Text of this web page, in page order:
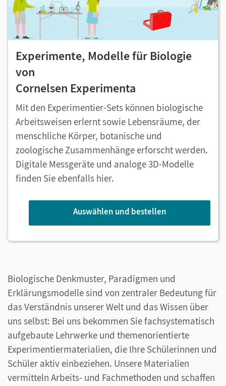
Experimente, Modelle für Biologie
von
Cornelsen Experimenta
Mit den Experimentier-Sets können biologische
Arbeitsweisen erlernt sowie Lebensräume, der
menschliche Körper, botanische und
zoologische Zusammenhänge erforscht werden.
Digitale Messgeräte und analoge 3D-Modelle
finden Sie ebenfalls hier.
Auswählen und bestellen
Biologische Denkmuster, Paradigmen und
Erklärungsmodelle sind von zentraler Bedeutung für
das Verständnis unserer Welt und das Wissen über
uns selbst: Bei uns bekommen Sie fachsystematisch
aufgebaute Lehrwerke und themenorientierte
Experimentiermaterialien, die Ihre Schülerinnen und
Schüler aktiv einbeziehen. Unsere Materialien
vermitteln Arbeits- und Fachmethoden und schaffen